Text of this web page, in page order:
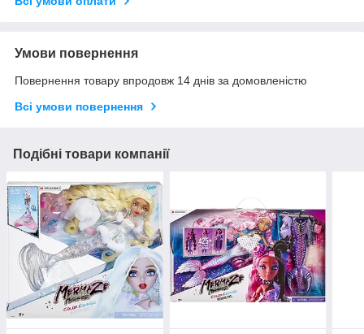
Умови повернення
Повернення товару впродовж 14 днів за домовленістю
Всі умови повернення
Подібні товари компанії